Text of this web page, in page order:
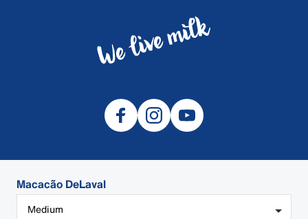
Macacão DeLaval
Medium
© 2026 DeLaval
LOGIN DO REVENDEDOR